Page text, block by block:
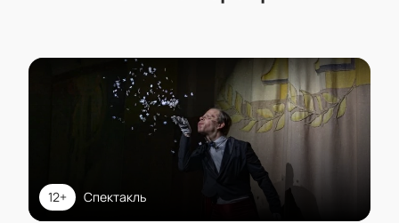
Спектакль
12+